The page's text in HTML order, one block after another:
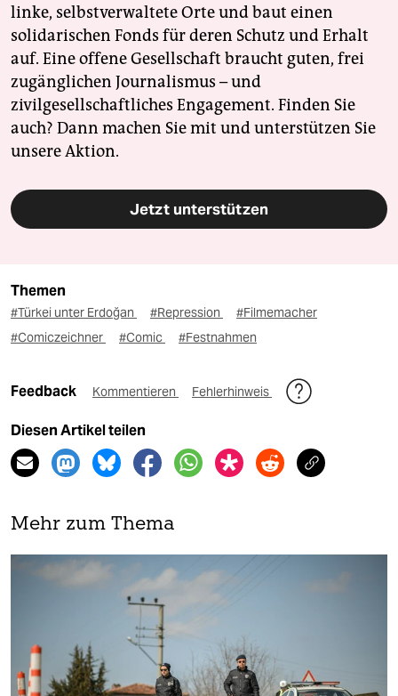
linke, selbstverwaltete Orte und baut einen
solidarischen Fonds für deren Schutz und Erhalt
auf. Eine offene Gesellschaft braucht guten, frei
zugänglichen Journalismus – und
zivilgesellschaftliches Engagement. Finden Sie
auch? Dann machen Sie mit und unterstützen Sie
unsere Aktion.
Jetzt unterstützen
Themen
#Türkei unter Erdoğan #Repression
#Filmemacher
#Comiczeichner
#Comic #Festnahmen
Feedback Kommentieren Fehlerhinweis
Diesen Artikel teilen
Mehr zum Thema